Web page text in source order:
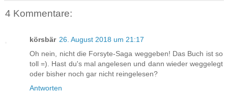
4 Kommentare:
körsbär 26. August 2018 um 21:17
Oh nein, nicht die Forsyte-Saga weggeben! Das Buch ist so
toll =). Hast du's mal angelesen und dann wieder weggelegt
oder bisher noch gar nicht reingelesen?
Antworten